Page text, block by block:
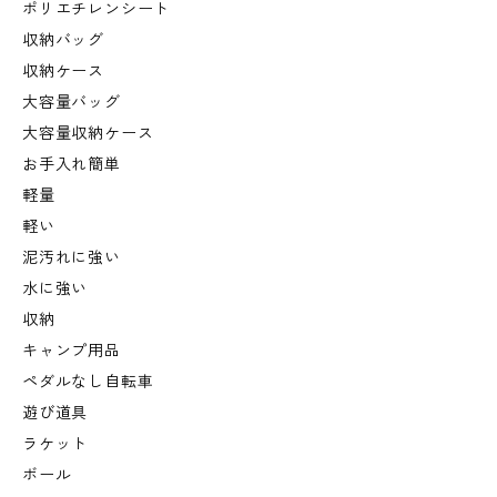
ポリエチレンシート
収納バッグ
収納ケース
大容量バッグ
大容量収納ケース
お手入れ簡単
軽量
軽い
泥汚れに強い
水に強い
収納
キャンプ用品
ペダルなし自転車
遊び道具
ラケット
ボール